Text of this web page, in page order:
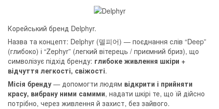
Корейський бренд Delphyr.
Назва та концепт: Delphyr (델피어) — поєднання слів “Deep”
(глибоко) і “Zephyr” (легкий вітерець / приємний бриз), що
символізує підхід бренду: глибоке живлення шкіри +
відчуття легкості, свіжості.
Місія бренду — допомогти людям відкрити і прийняти
красу, вибрану ними самими, надати шкірі те, що їй дійсно
потрібно, через живлення й захист, без зайвого.